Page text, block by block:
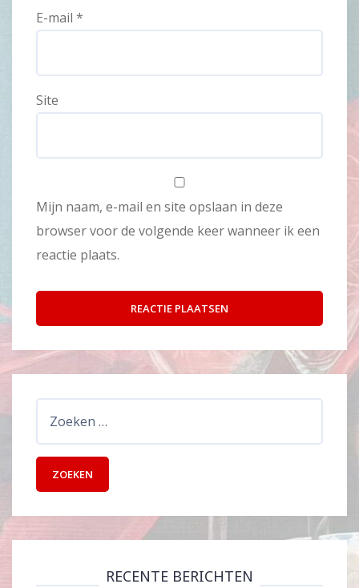
E-mail *
Site
Mijn naam, e-mail en site opslaan in deze
browser voor de volgende keer wanneer ik een
reactie plaats.
RECENTE BERICHTEN